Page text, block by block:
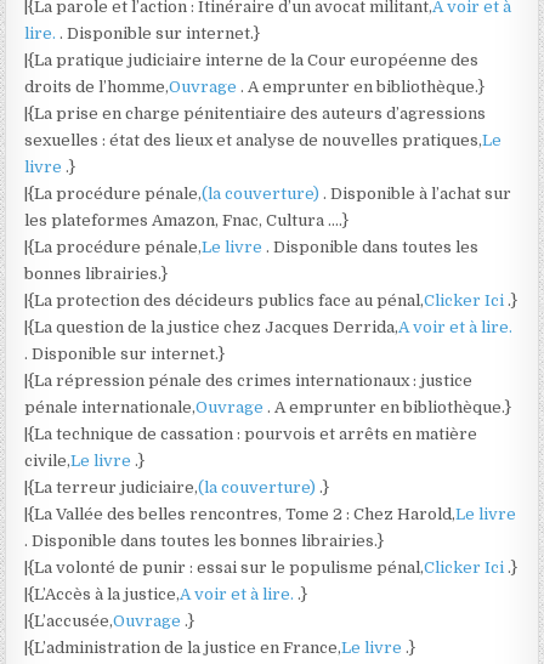
|{La parole et l’action : Itinéraire d’un avocat militant,A voir et à
lire.. Disponible sur internet.}
|{La pratique judiciaire interne de la Cour européenne des
droits de l’homme,Ouvrage. A emprunter en bibliothèque.}
|{La prise en charge pénitentiaire des auteurs d’agressions
sexuelles : état des lieux et analyse de nouvelles pratiques,Le
livre.}
|{La procédure pénale,(la couverture). Disponible à l’achat sur
les plateformes Amazon, Fnac, Cultura ….}
|{La procédure pénale,Le livre. Disponible dans toutes les
bonnes librairies.}
|{La protection des décideurs publics face au pénal,Clicker Ici.}
|{La question de la justice chez Jacques Derrida,A voir et à lire.
. Disponible sur internet.}
|{La répression pénale des crimes internationaux : justice
pénale internationale,Ouvrage. A emprunter en bibliothèque.}
|{La technique de cassation : pourvois et arrêts en matière
civile,Le livre.}
|{La terreur judiciaire,(la couverture).}
|{La Vallée des belles rencontres, Tome 2 : Chez Harold,Le livre
. Disponible dans toutes les bonnes librairies.}
|{La volonté de punir : essai sur le populisme pénal,Clicker Ici.}
|{L’Accès à la justice,A voir et à lire..}
|{L’accusée,Ouvrage.}
|{L’administration de la justice en France,Le livre.}